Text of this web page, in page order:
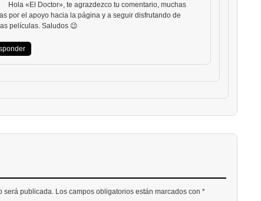
Hola «El Doctor», te agrazdezco tu comentario, muchas
por el apoyo hacia la página y a seguir disfrutando de
películas. Saludos 😉
será publicada. Los campos obligatorios están marcados con *